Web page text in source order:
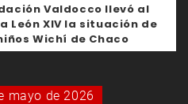
Valdocco llevó al
León XIV la situación de
Wichí de Chaco
mayo de 2026